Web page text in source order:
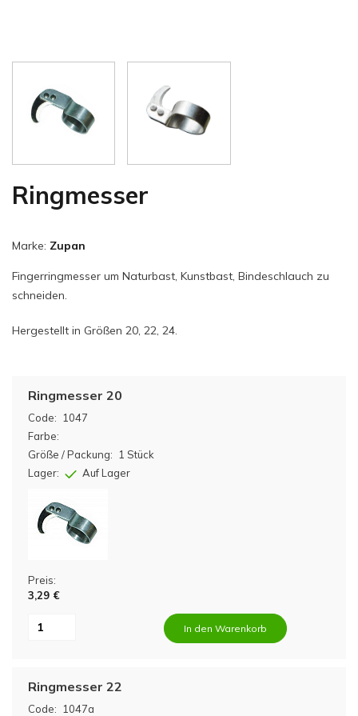
Ringmesser
Marke: Zupan
Fingerringmesser um Naturbast, Kunstbast, Bindeschlauch zu
schneiden.
Hergestellt in Größen 20, 22, 24.
Code: 1047
Ringmesser 20
Farbe:
Größe / Packung:
1 Stück
Lager:
Auf Lager
Preis:
3,29 €
In den Warenkorb
Code: 1047a
Ringmesser 22